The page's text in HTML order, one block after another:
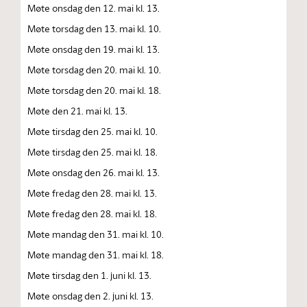
Møte onsdag den 12. mai kl. 13.
Møte torsdag den 13. mai kl. 10.
Møte onsdag den 19. mai kl. 13.
Møte torsdag den 20. mai kl. 10.
Møte torsdag den 20. mai kl. 18.
Møte den 21. mai kl. 13.
Møte tirsdag den 25. mai kl. 10.
Møte tirsdag den 25. mai kl. 18.
Møte onsdag den 26. mai kl. 13.
Møte fredag den 28. mai kl. 13.
Møte fredag den 28. mai kl. 18.
Møte mandag den 31. mai kl. 10.
Møte mandag den 31. mai kl. 18.
Møte tirsdag den 1. juni kl. 13.
Møte onsdag den 2. juni kl. 13.